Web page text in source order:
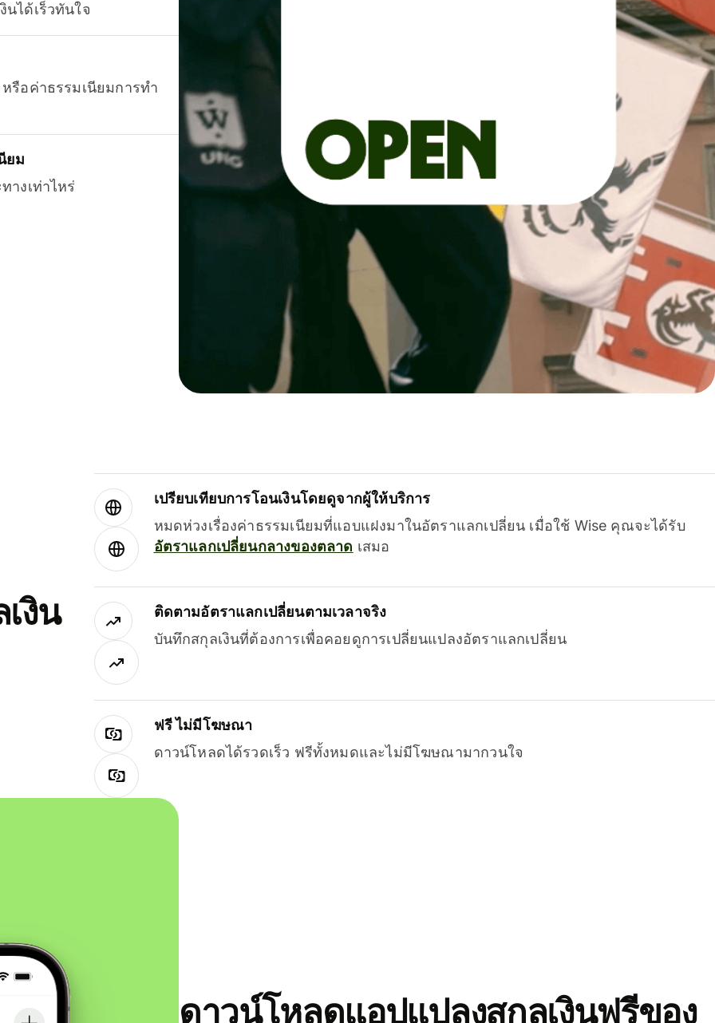
นได้เร็วทันใจ
รือค่าธรรมเนียมการทำ
ยม
างเท่าไหร่
งิน
เปรียบเทียบการโอนเงินโดยดูจากผู้ให้บริการ
หมดห่วงเรื่องค่าธรรมเนียมที่แอบแฝงมาในอัตราแลกเปลี่ยน เมื่อใช้ Wise คุณจะได้รับ
อัตราแลกเปลี่ยนกลางของตลาด เสมอ
ติดตามอัตราแลกเปลี่ยนตามเวลาจริง
บันทึกสกุลเงินที่ต้องการเพื่อคอยดูการเปลี่ยนแปลงอัตราแลกเปลี่ยน
ฟรี ไม่มีโฆษณา
ดาวน์โหลดได้รวดเร็ว ฟรีทั้งหมดและไม่มีโฆษณามากวนใจ
ดาวน์โหลดแอปแปลงสกุลเงินฟรีของ